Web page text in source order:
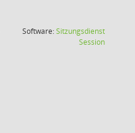
Software:Sitzungsdienst
Session(Wird in